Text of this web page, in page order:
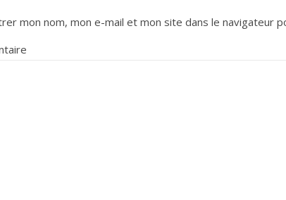
mon nom, mon e-mail et mon site dans le navigateur